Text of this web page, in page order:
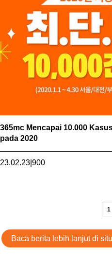
365mc Mencapai 10.000
pada 2020
23.02.23 900
1
Baca berita lebih lanjut di